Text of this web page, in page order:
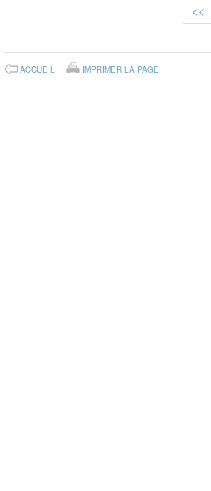
<<
ACCUEIL IMPRIMER LA PAGE